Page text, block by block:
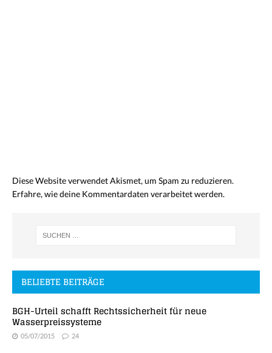
Diese Website verwendet Akismet, um Spam zu reduzieren.
Erfahre, wie deine Kommentardaten verarbeitet werden.
BELIEBTE BEITRÄGE
BGH-Urteil schafft Rechtssicherheit für neue
Wasserpreissysteme
05/07/2015 24